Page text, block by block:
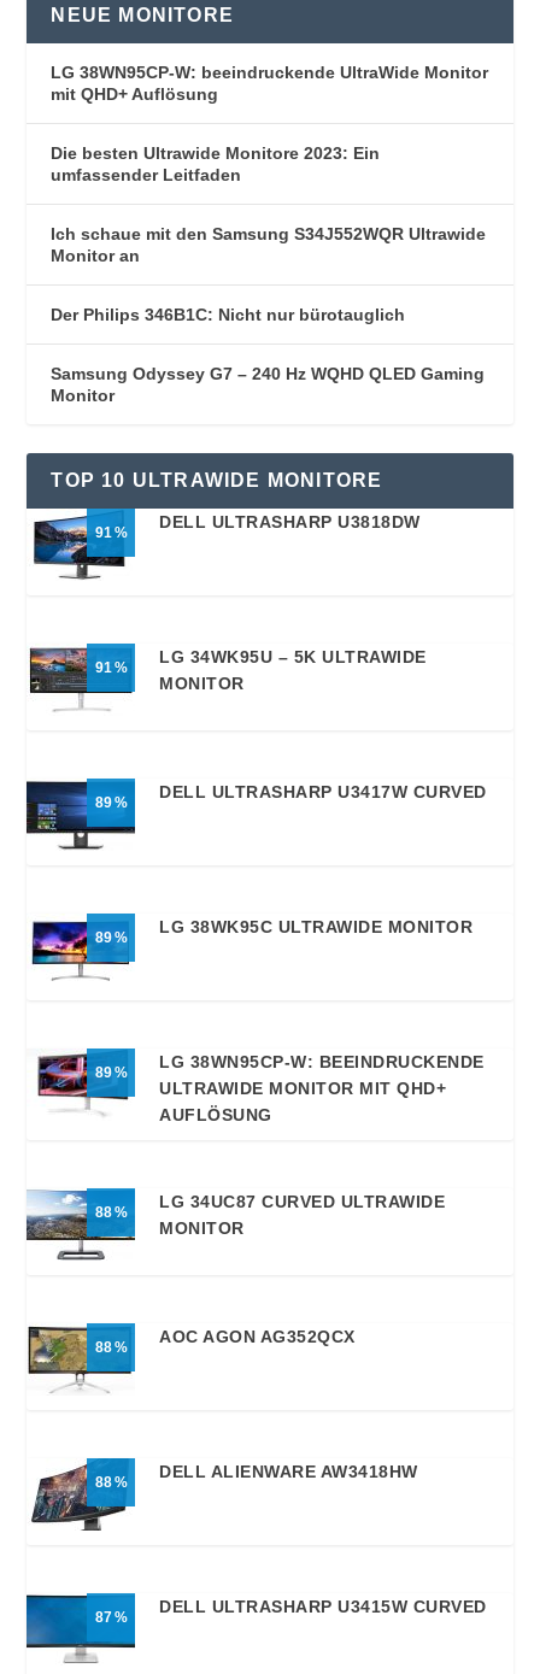
NEUE MONITORE
LG 38WN95CP-W: beeindruckende UltraWide Monitor
mit QHD+ Auflösung
Die besten Ultrawide Monitore 2023: Ein
umfassender Leitfaden
Ich schaue mit den Samsung S34J552WQR Ultrawide
Monitor an
Der Philips 346B1C: Nicht nur bürotauglich
Samsung Odyssey G7 – 240 Hz WQHD QLED Gaming
Monitor
TOP 10 ULTRAWIDE MONITORE
91
DELL ULTRASHARP U3818DW
91
LG 34WK95U – 5K ULTRAWIDE
MONITOR
89
DELL ULTRASHARP U3417W CURVED
89
LG 38WK95C ULTRAWIDE MONITOR
89
LG 38WN95CP-W: BEEINDRUCKENDE
ULTRAWIDE MONITOR MIT QHD+
AUFLÖSUNG
88
LG 34UC87 CURVED ULTRAWIDE
MONITOR
88
AOC AGON AG352QCX
88
DELL ALIENWARE AW3418HW
87
DELL ULTRASHARP U3415W CURVED